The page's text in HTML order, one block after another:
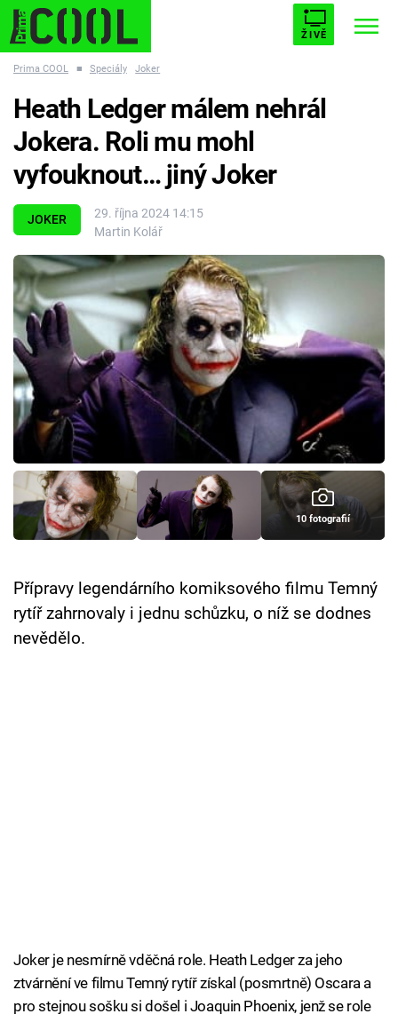
ŽIVĚ
ESCAPE PLNEJ KOTEL AVENGERS 5
Témata
Filmy
Seriály
Hry
Cool Esport
Pořady
TV Program
Přihlášení
Prima COOL ■ Speciály Joker
JOKER
29. října 2024 14:15
Martin Kolář
Heath Ledger málem nehrál
Jokera. Roli mu mohl
vyfouknout… jiný Joker
10 fotografií
Přípravy legendárního komiksového filmu Temný
rytíř zahrnovaly i jednu schůzku, o níž se dodnes
nevědělo.
Joker je nesmírně vděčná role. Heath Ledger za jeho
ztvárnění ve filmu Temný rytíř získal (posmrtně) Oscara a
pro stejnou sošku si došel i Joaquin Phoenix, jenž se role